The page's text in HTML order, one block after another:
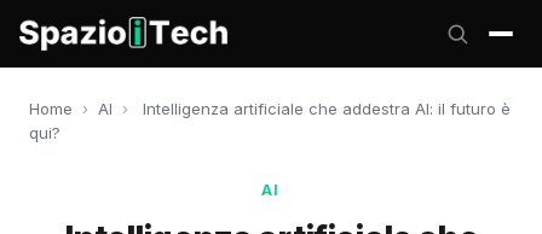
Home › AI ›
Intelligenza artificiale che addestra AI: il futuro è
qui?
AI